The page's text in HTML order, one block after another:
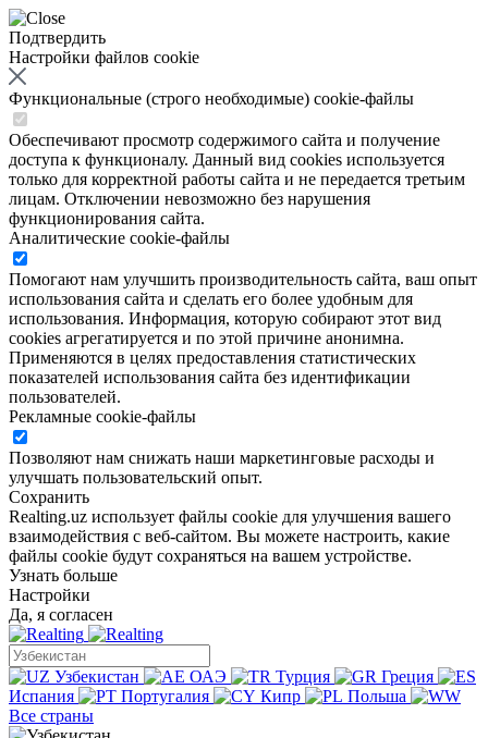
Подтвердить
Настройки файлов cookie
Функциональные (строго необходимые) cookie-файлы
Обеспечивают просмотр содержимого сайта и получение
доступа к функционалу. Данный вид cookies используется
только для корректной работы сайта и не передается третьим
лицам. Отключении невозможно без нарушения
функционирования сайта.
Аналитические cookie-файлы
Помогают нам улучшить производительность сайта, ваш опыт
использования сайта и сделать его более удобным для
использования. Информация, которую собирают этот вид
cookies агрегатируется и по этой причине анонимна.
Применяются в целях предоставления статистических
показателей использования сайта без идентификации
пользователей.
Рекламные cookie-файлы
Позволяют нам снижать наши маркетинговые расходы и
улучшать пользовательский опыт.
Сохранить
Realting.uz использует файлы cookie для улучшения вашего
взаимодействия с веб-сайтом. Вы можете настроить, какие
файлы cookie будут сохраняться на вашем устройстве.
Узнать больше
Настройки
Да, я согласен
Узбекистан ОАЭ Турция
Греция
Испания
Португалия Кипр
Польша
Все страны